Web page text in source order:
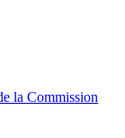
la Commission